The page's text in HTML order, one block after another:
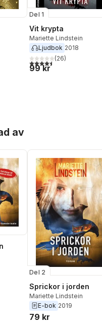
antal röster:
Del 1
Vit krypta
Mariette Lindstein
Ljudbok 2018
4,5utav 5 stjärnor. Totalt
(26)
99 kr
av
antal röster:
Del 2
Sprickor i jorden
Mariette Lindstein
E-bok 2019
79 kr